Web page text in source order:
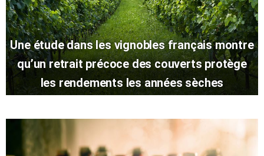
Une étude dans les vignobles français montre
qu’un retrait précoce des couverts protège
les rendements les années sèches